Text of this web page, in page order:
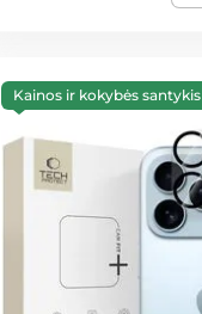
Kainos ir kokybės santykis